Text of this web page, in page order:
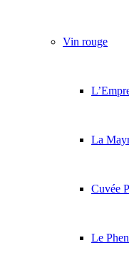
Vin rouge
La
Cuvée
Le